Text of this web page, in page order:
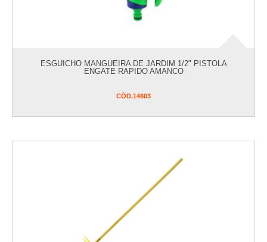
ESGUICHO MANGUEIRA DE JARDIM 1/2" PISTOLA
ENGATE RAPIDO AMANCO
CÓD.14603